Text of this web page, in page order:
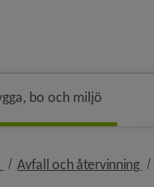
bo och miljö
nivå i
Avfall och återvinning